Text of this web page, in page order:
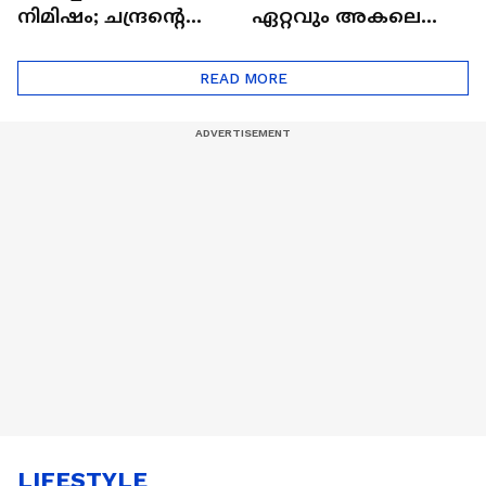
നിമിഷം; ചന്ദ്രന്റെ
ഒറിയോണിന്റെ യാത്ര
ആരംഭിച്ചു
ഏറ്റവും അകലെ
READ MORE
LIFESTYLE